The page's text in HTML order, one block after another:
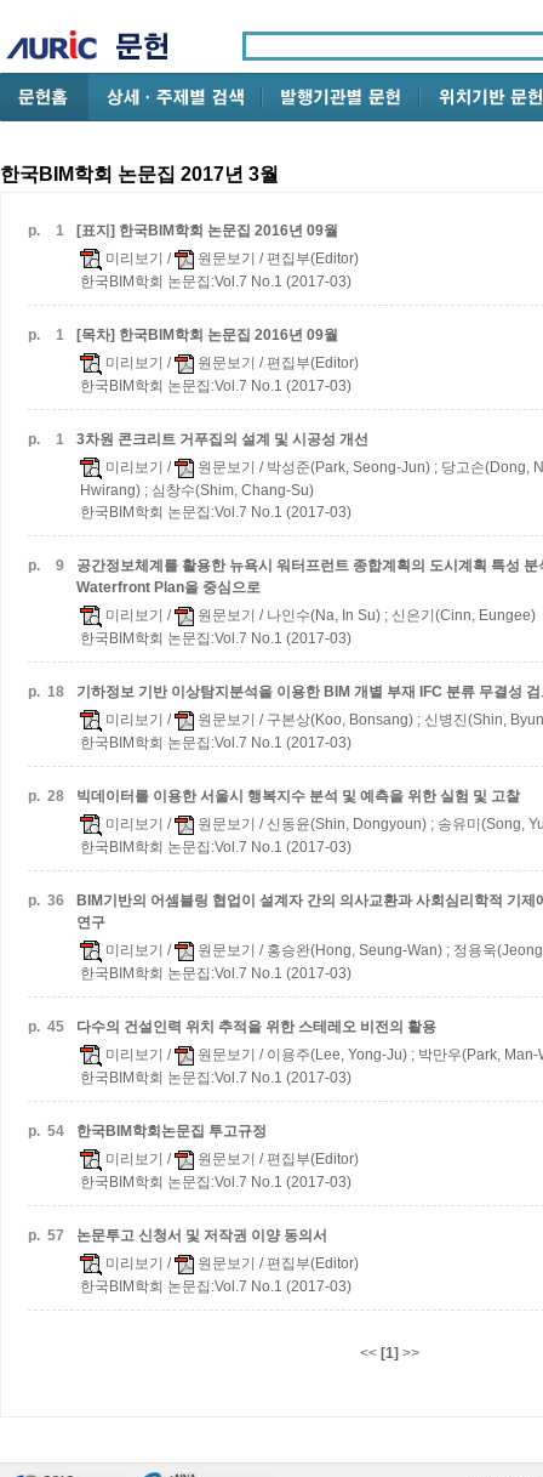
한국BIM학회 논문집 2017년 3월
p. 1
[표지] 한국BIM학회 논문집 2016년 09월
미리보기 / 원문보기 / 편집부(Editor)
한국BIM학회 논문집:Vol.7 No.1 (2017-03)
p. 1
[목차] 한국BIM학회 논문집 2016년 09월
미리보기 / 원문보기 / 편집부(Editor)
한국BIM학회 논문집:Vol.7 No.1 (2017-03)
p. 1
3차원 콘크리트 거푸집의 설계 및 시공성 개선
미리보기 / 원문보기 / 박성준(Park, Seong-Jun) ; 당고손(Dong,
Hwirang) ; 심창수(Shim, Chang-Su)
한국BIM학회 논문집:Vol.7 No.1 (2017-03)
p. 9
공간정보체계를 활용한 뉴욕시 워터프런트 종합계획의 도시계획 특성
Waterfront Plan을 중심으로
미리보기 / 원문보기 / 나인수(Na, In Su) ; 신은기(Cinn, Eungee)
한국BIM학회 논문집:Vol.7 No.1 (2017-03)
p. 18
기하정보 기반 이상탐지분석을 이용한 BIM 개별 부재 IFC 분류 무결성
미리보기 / 원문보기 / 구본상(Koo, Bonsang) ; 신병진(Shin,
한국BIM학회 논문집:Vol.7 No.1 (2017-03)
p. 28
빅데이터를 이용한 서울시 행복지수 분석 및 예측을 위한 실험 및 고찰
미리보기 / 원문보기 / 신동윤(Shin, Dongyoun) ; 송유미(Song,
한국BIM학회 논문집:Vol.7 No.1 (2017-03)
p. 36
BIM기반의 어셈블링 협업이 설계자 간의 의사교환과 사회심리학적 기제
연구
미리보기 / 원문보기 / 홍승완(Hong, Seung-Wan) ; 정용욱
한국BIM학회 논문집:Vol.7 No.1 (2017-03)
p. 45
다수의 건설인력 위치 추적을 위한 스테레오 비전의 활용
미리보기 / 원문보기 / 이용주(Lee, Yong-Ju) ; 박만우(Park, Man-
한국BIM학회 논문집:Vol.7 No.1 (2017-03)
p. 54
한국BIM학회논문집 투고규정
미리보기 / 원문보기 / 편집부(Editor)
한국BIM학회 논문집:Vol.7 No.1 (2017-03)
p. 57
논문투고 신청서 및 저작권 이양 동의서
미리보기 / 원문보기 / 편집부(Editor)
한국BIM학회 논문집:Vol.7 No.1 (2017-03)
<< [1] >>